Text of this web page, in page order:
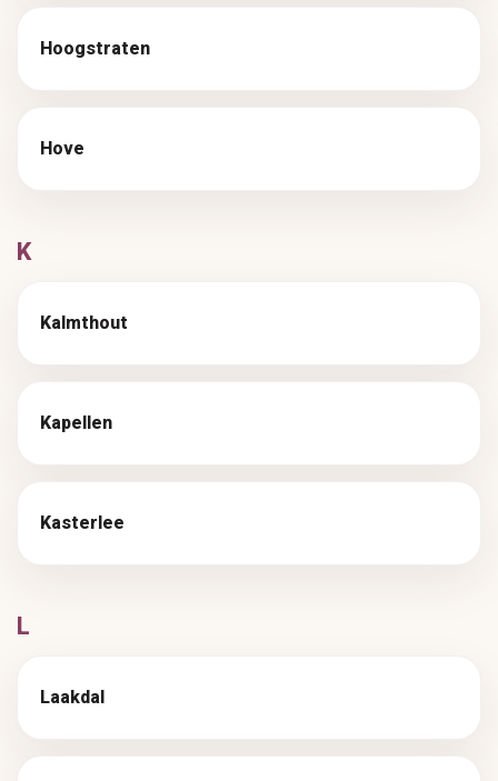
Hoogstraten
Hove
K
Kalmthout
Kapellen
Kasterlee
L
Laakdal